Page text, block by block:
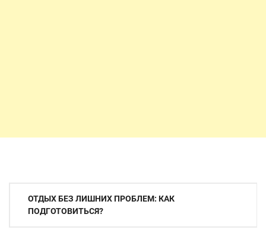
Навигация
ОТДЫХ БЕЗ ЛИШНИХ ПРОБЛЕМ: КАК
ПОДГОТОВИТЬСЯ?